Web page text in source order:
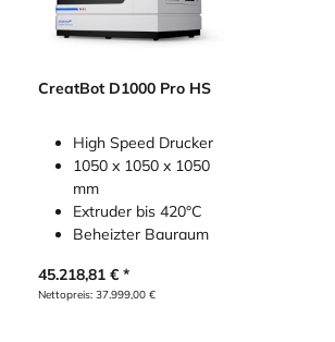
CreatBot D1000 Pro HS
High Speed Drucker
1050 x 1050 x 1050
mm
Extruder bis 420°C
Beheizter Bauraum
45.218,81 €
Nettopreis: 37.999,00 €